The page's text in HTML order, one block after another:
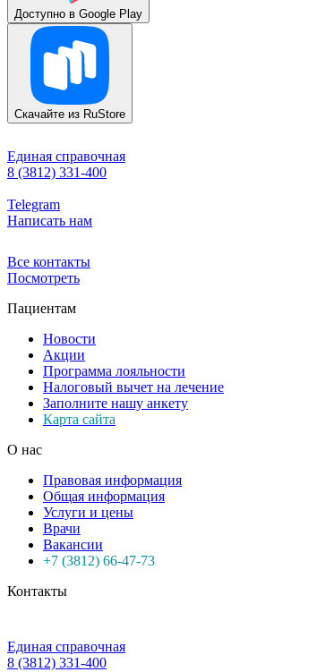
Доступно в Google Play
Скачайте из RuStore
Единая справочная
8 (3812) 331-400
Telegram
Написать нам
Все контакты
Посмотреть
Пациентам
Новости
Акции
Программа лояльности
Налоговый вычет на лечение
Заполните нашу анкету
Карта сайта
О нас
Правовая информация
Общая информация
Услуги и цены
Врачи
Вакансии
+7 (3812) 66-47-73
Контакты
Единая справочная
8 (3812) 331-400